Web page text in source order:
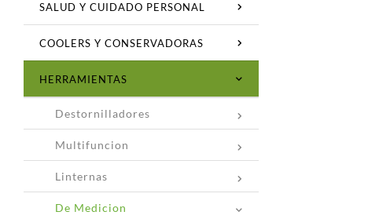
SALUD Y CUIDADO PERSONAL
COOLERS Y CONSERVADORAS
HERRAMIENTAS
Destornilladores
Multifuncion
Linternas
De Medicion